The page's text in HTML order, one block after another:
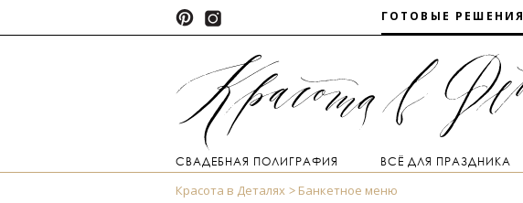
ГОТОВЫЕ РЕШЕНИЯ
СВАДЕБНАЯ ПОЛИГРАФИЯ ВСЁ ДЛЯ ПРАЗДНИКА
Красота в Деталях Банкетное меню